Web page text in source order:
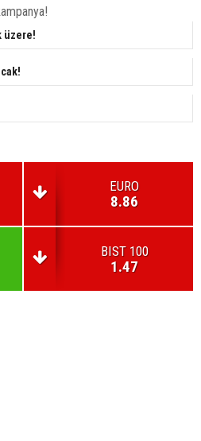
üzere!
EURO
8.86
BIST 100
1.47